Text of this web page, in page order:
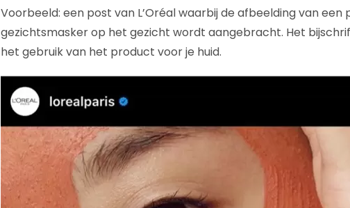
Voorbeeld: een post van L’Oréal waarbij de afbeelding van een
gezichtsmasker op het gezicht wordt aangebracht. Het
het gebruik van het product voor je huid.